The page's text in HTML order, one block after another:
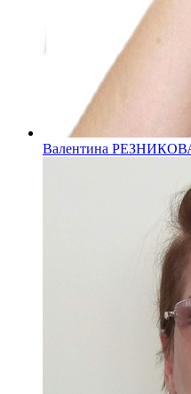
Валентина